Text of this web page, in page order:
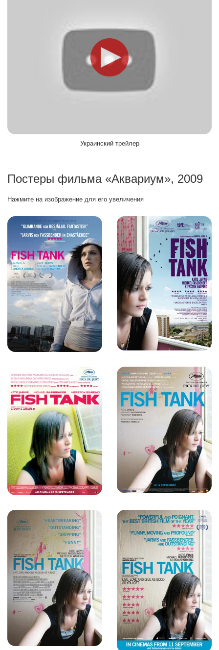
Украинский трейлер
Постеры фильма «Аквариум», 2009
Нажмите на изображение для его увеличения